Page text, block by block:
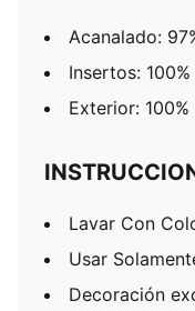
Acanalado:
Insertos:
Exterior:
Lavar Con
Usar
Decoración